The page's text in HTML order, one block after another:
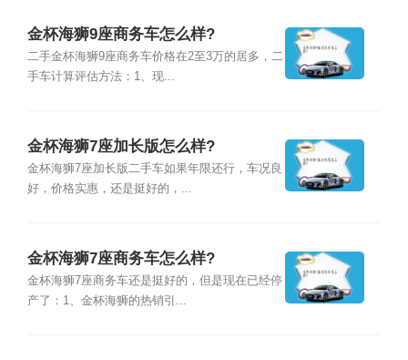
金杯海狮9座商务车怎么样?
二手金杯海狮9座商务车价格在2至3万的居多，二
手车计算评估方法：1、现...
金杯海狮7座加长版怎么样?
金杯海狮7座加长版二手车如果年限还行，车况良
好，价格实惠，还是挺好的，...
金杯海狮7座商务车怎么样?
金杯海狮7座商务车还是挺好的，但是现在已经停
产了：1、金杯海狮的热销引...